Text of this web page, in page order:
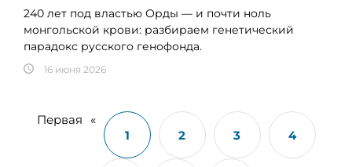
240 лет под властью Орды — и почти ноль
монгольской крови: разбираем генетический
парадокс русского генофонда.
16 июня 2026
Первая
«
1
2 3 4